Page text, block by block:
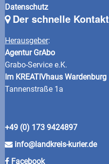
Datenschutz
Der schnelle Kontakt
Herausgeber:
Agentur GrAbo
Grabo-Service e.K.
Im KREATIVhaus Wardenburg
Tannenstraße 1a
+49 (0) 173 9424897
info@landkreis-kurier.de
Facebook